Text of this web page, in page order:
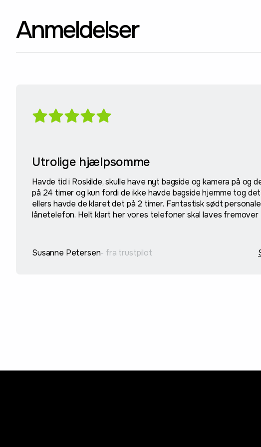
Anmeldelser
Utrolige hjælpsomme
Havde tid i Roskilde, skulle have nyt bagside og kamera på og
på 24 timer og kun fordi de ikke havde bagside hjemme tog
ellers havde de klaret det på 2 timer. Fantastisk sødt
lånetelefon. Helt klart her vores telefoner skal laves fremover
Susanne Petersen- fra trustpilot